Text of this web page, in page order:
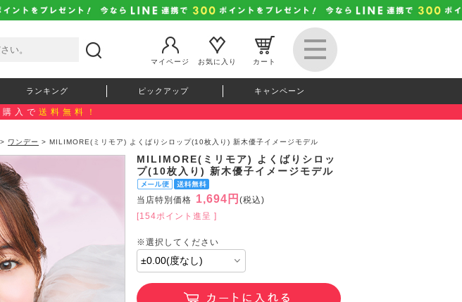
マイページ
お気に入り カート
ランキング ピックアップ キャンペーン
入で 送料無料！
> ワンデー > MILIMORE(ミリモア) よくばりシロップ(10枚入り) 新木優子イメージモデル
MILIMORE(ミリモア) よくばりシロッ
プ(10枚入り) 新木優子イメージモデル
当店特別価格 1,694円 (税込)
[154ポイント進呈 ]